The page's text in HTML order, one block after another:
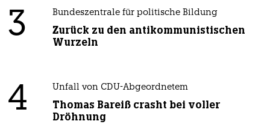
3 Bundeszentrale für politische Bildung
Zurück zu den antikommunistischen
Wurzeln
4 Unfall von CDU-Abgeordnetem
Thomas Bareiß crasht bei voller
Dröhnung